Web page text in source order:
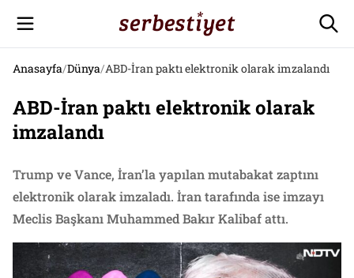
Anasayfa/Dünya/ABD-İran paktı elektronik olarak imzalandı
ABD-İran paktı elektronik olarak
imzalandı
Trump ve Vance, İran’la yapılan mutabakat zaptını
elektronik olarak imzaladı. İran tarafında ise imzayı
Meclis Başkanı Muhammed Bakır Kalibaf attı.